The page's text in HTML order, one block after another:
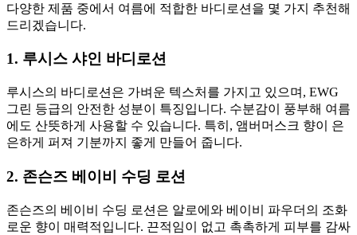
다양한 제품 중에서 여름에 적합한 바디로션을 몇 가지 추천해
드리겠습니다.
1. 루시스 샤인 바디로션
루시스의 바디로션은 가벼운 텍스처를 가지고 있으며, EWG
그린 등급의 안전한 성분이 특징입니다. 수분감이 풍부해 여름
에도 산뜻하게 사용할 수 있습니다. 특히, 앰버머스크 향이 은
은하게 퍼져 기분까지 좋게 만들어 줍니다.
2. 존슨즈 베이비 수딩 로션
존슨즈의 베이비 수딩 로션은 알로에와 베이비 파우더의 조화
로운 향이 매력적입니다. 끈적임이 없고 촉촉하게 피부를 감싸